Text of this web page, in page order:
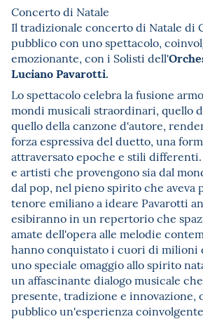
Concerto di Natale
Il tradizionale concerto di Natale di
pubblico con uno spettacolo,
emozionante, con i Solisti dell'
Luciano Pavarotti.
Lo spettacolo celebra la fusione
mondi musicali straordinari, quello
quello della canzone d'autore,
forza espressiva del duetto, una
attraversato epoche e stili
e artisti che provengono sia dal
dal pop, nel pieno spirito che aveva
tenore emiliano a ideare Pavarotti
esibiranno in un repertorio che
amate dell'opera alle melodie
hanno conquistato i cuori di milioni
uno speciale omaggio allo spirito
un affascinante dialogo musicale
presente, tradizione e innovazione,
pubblico un'esperienza